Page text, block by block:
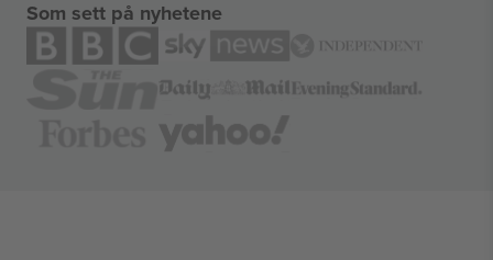
Som sett på nyhetene